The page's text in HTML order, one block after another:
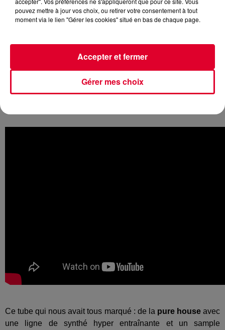
QUAND IL NOUS DISAIT EN INTERVIEW DERNIÈREMENT QU’IL
AVAIT UNE ARMOIRE REMPLIE DE NOUVEAUX REMIX, DAVID
GUETTA NE RIGOLAIT PAS ! APRÈS AVOIR SORTI NEUFS TITRES
ET REMIXES DEPUIS DÉBUT JANVIER, LE DJ N°1 MONDIAL VIENT
D’EN SORTIR UN NOUVEAU ET IL S’AGIT D’UN DES TITRES LES
Ce tube qui nous avait tous marqué : de la pure houseavec
une ligne de synthé hyper entraînante et un sample
pouvez mettre à jour vos choix, ou retirer votre consentement à tout
moment via le lien "Gérer les cookies" situé en bas de chaque page.
Gérer mes choix
Accepter et fermer